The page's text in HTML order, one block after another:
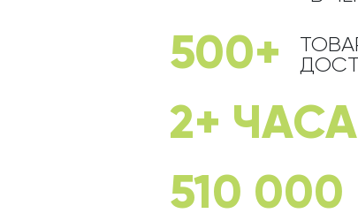
РазноцветныеХризантемы
500+
2+ ЧАСА
510 000